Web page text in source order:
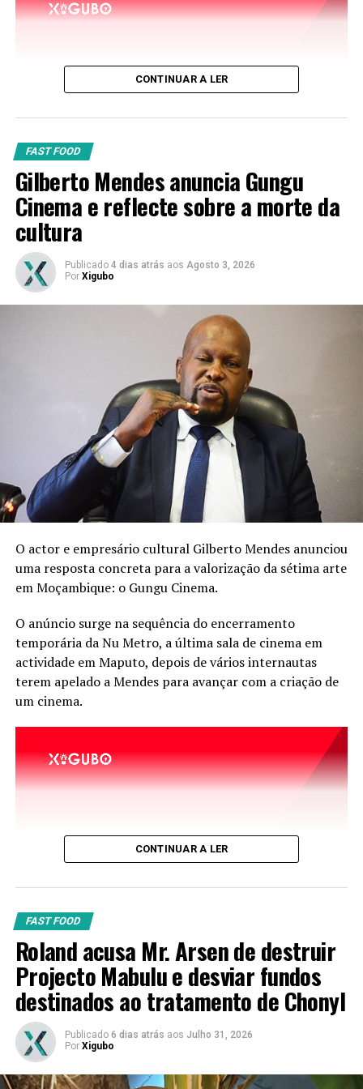
“O leite materno é precioso
e é o melhor do mundo nos
primeiros seis meses de
vida do bebé”, reforça a
artista na publicação.
A Semana Mundial do Aleitamento Materno decorre
vida sustentável: fortaleça o que funciona.”
CONTINUAR A LER
FAST FOOD
Gilberto Mendes anuncia Gungu
Cinema e reflecte sobre a morte da
cultura
Publicado 4 dias atrás aos Agosto 3, 2026
Por Xigubo
O actor e empresário cultural Gilberto Mendes anunciou
uma resposta concreta para a valorização da sétima arte
em Moçambique: o Gungu Cinema.
O anúncio surge na sequência do encerramento
temporária da Nu Metro, a última sala de cinema em
actividade em Maputo, depois de vários internautas
terem apelado a Mendes para avançar com a criação de
um cinema.
CONTINUAR A LER
FAST FOOD
Roland acusa Mr. Arsen de destruir
Projecto Mabulu e desviar fundos
destinados ao tratamento de Chonyl
Publicado 6 dias atrás aos Julho 31, 2026
Por Xigubo